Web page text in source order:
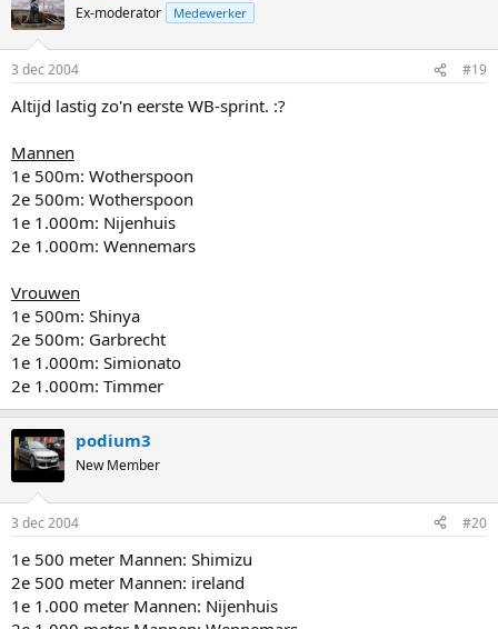
Ex-moderator Medewerker
3 dec 2004 #19
Altijd lastig zo'n eerste WB-sprint. :?
Mannen
1e 500m: Wotherspoon
2e 500m: Wotherspoon
1e 1.000m: Nijenhuis
2e 1.000m: Wennemars
Vrouwen
1e 500m: Shinya
2e 500m: Garbrecht
1e 1.000m: Simionato
2e 1.000m: Timmer
podium3
New Member
3 dec 2004 #20
1e 500 meter Mannen: Shimizu
2e 500 meter Mannen: ireland
1e 1.000 meter Mannen: Nijenhuis